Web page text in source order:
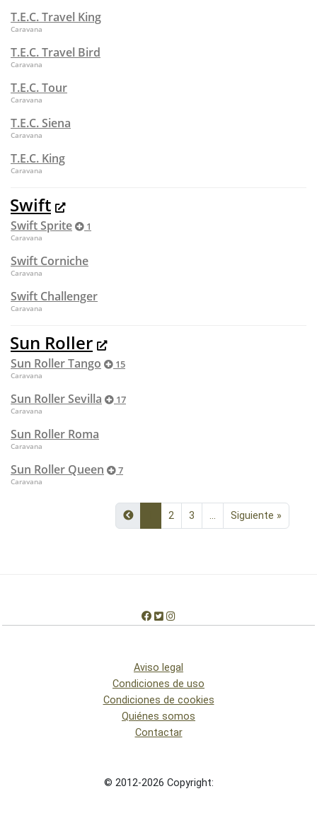
T.E.C. Travel King
Caravana
T.E.C. Travel Bird
Caravana
T.E.C. Tour
Caravana
T.E.C. Siena
Caravana
T.E.C. King
Caravana
Swift
Swift Sprite 1
Caravana
Swift Corniche
Caravana
Swift Challenger
Caravana
Sun Roller
Sun Roller Tango 15
Caravana
Sun Roller Sevilla 17
Caravana
Sun Roller Roma
Caravana
Sun Roller Queen 7
Caravana
2 3 ... Siguiente »
Aviso legal
Condiciones de uso
Condiciones de cookies
Quiénes somos
Contactar
© 2012-2026 Copyright: